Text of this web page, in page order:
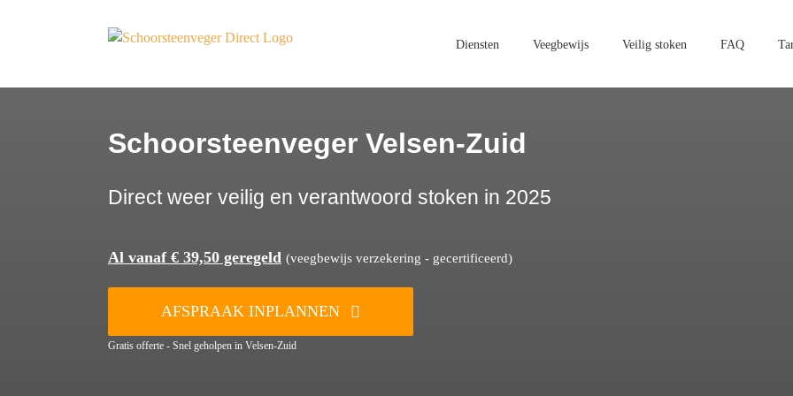
Diensten Veegbewijs Veilig stoken FAQ
Schoorsteenveger Velsen-Zuid
Direct weer veilig en verantwoord stoken in 2025
Al vanaf € 39,50 geregeld (veegbewijs verzekering - gecertificeerd)
AFSPRAAK INPLANNEN
Gratis offerte - Snel geholpen in Velsen-Zuid